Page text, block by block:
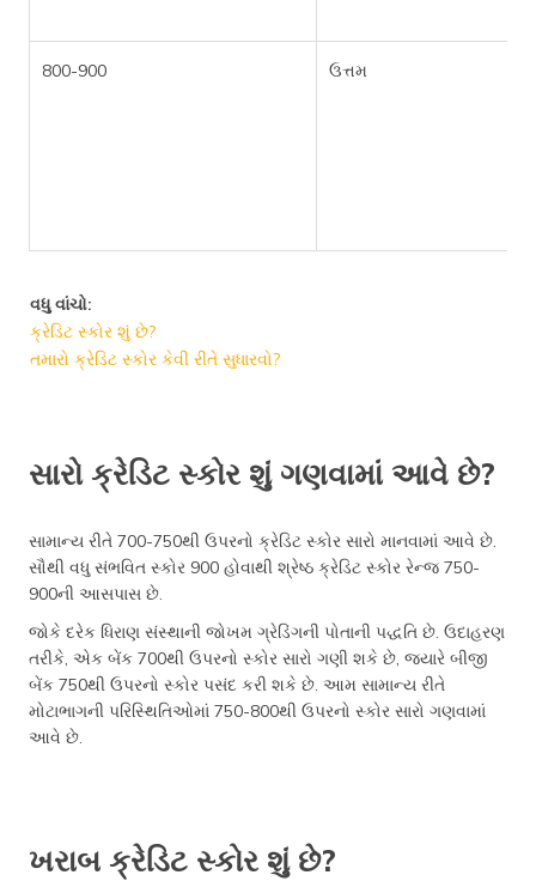
800-900 ઉત્તમ
વધુ વાંચો:
ક્રેડિટ સ્કોર શું છે?
તમારો ક્રેડિટ સ્કોર કેવી રીતે સુધારવો?
સારો ક્રેડિટ સ્કોર શું ગણવામાં આવે છે?
સામાન્ય રીતે 700-750થી ઉપરનો ક્રેડિટ સ્કોર સારો માનવામાં આવે છે.
સૌથી વધુ સંભવિત સ્કોર 900 હોવાથી શ્રેષ્ઠ ક્રેડિટ સ્કોર રેન્જ 750-
900ની આસપાસ છે.
જોકે દરેક ધિરાણ સંસ્થાની જોખમ ગ્રેડિંગની પોતાની પદ્ધતિ છે. ઉદાહરણ
તરીકે, એક બેંક 700થી ઉપરનો સ્કોર સારો ગણી શકે છે, જ્યારે બીજી
બેંક 750થી ઉપરનો સ્કોર પસંદ કરી શકે છે. આમ સામાન્ય રીતે
મોટાભાગની પરિસ્થિતિઓમાં 750-800થી ઉપરનો સ્કોર સારો ગણવામાં
આવે છે.
ખરાબ ક્રેડિટ સ્કોર શું છે?